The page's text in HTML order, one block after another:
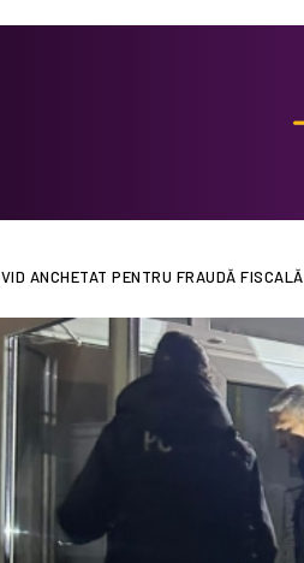
ANCHETAT PENTRU FRAUDĂ FISCALĂ